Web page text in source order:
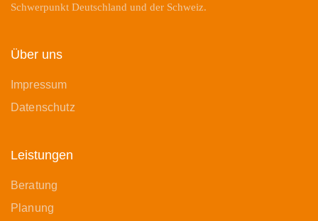
Schwerpunkt Deutschland und der Schweiz.
Über uns
Impressum
Datenschutz
Leistungen
Beratung
Planung